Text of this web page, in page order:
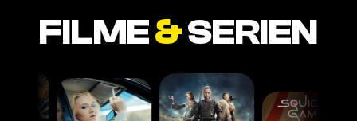
FILME&SERIEN